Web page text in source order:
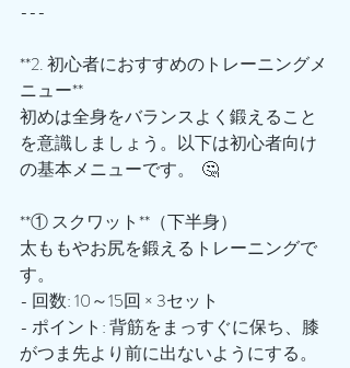
---
**2. 初心者におすすめのトレーニングメ
ニュー**
初めは全身をバランスよく鍛えること
を意識しましょう。以下は初心者向け
の基本メニューです。  🤔
**① スクワット**（下半身）
太ももやお尻を鍛えるトレーニングで
す。
- 回数: 10～15回 × 3セット
- ポイント: 背筋をまっすぐに保ち、膝
がつま先より前に出ないようにする。